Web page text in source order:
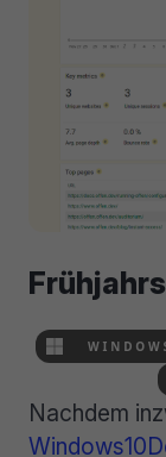
Nachdem